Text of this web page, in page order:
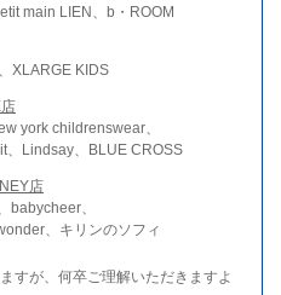
main LIEN、b・ROOM
XLARGE KIDS
york childrenswear、
、Lindsay、BLUE CROSS
店
babycheer、
、キリンのソフィ
すが、何卒ご理解いただきますよ